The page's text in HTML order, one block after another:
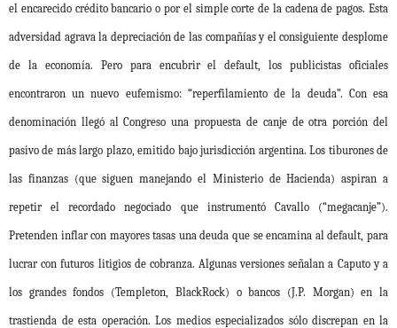
el encarecido crédito bancario o por el simple corte de la cadena de pagos. Esta
adversidad agrava la depreciación de las compañías y el consiguiente desplome
de la economía. Pero para encubrir el default, los publicistas oficiales
encontraron un nuevo eufemismo: “reperfilamiento de la deuda”. Con esa
denominación llegó al Congreso una propuesta de canje de otra porción del
pasivo de más largo plazo, emitido bajo jurisdicción argentina. Los tiburones de
las finanzas (que siguen manejando el Ministerio de Hacienda) aspiran a
repetir el recordado negociado que instrumentó Cavallo (“megacanje”).
Pretenden inflar con mayores tasas una deuda que se encamina al default, para
lucrar con futuros litigios de cobranza. Algunas versiones señalan a Caputo y a
los grandes fondos (Templeton, BlackRock) o bancos (J.P. Morgan) en la
trastienda de esta operación. Los medios especializados sólo discrepan en la